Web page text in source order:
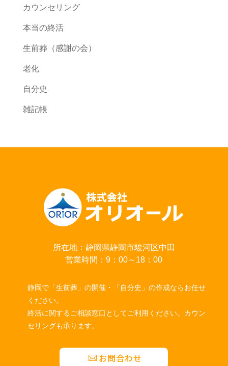
カウンセリング
本当の終活
生前葬（感謝の会）
老化
自分史
雑記帳
所在地：静岡県静岡市駿河区中田
営業時間：9：00～18：00
静岡で「生前葬」の開催・「自分史」の作成ならお任せ
ください。
終活に関するご相談窓口としてご利用ください。カウン
セリングも承ります。
お問合わせ